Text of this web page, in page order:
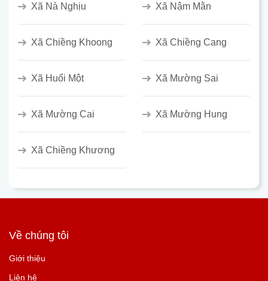
Xã Nà Nghịu Xã Nậm Mằn
Xã Chiềng Khoong Xã Chiềng Cang
Xã Huổi Một Xã Mường Sai
Xã Mường Cai Xã Mường Hung
Xã Chiềng Khương
Về chúng tôi
Giới thiệu
Liên hệ